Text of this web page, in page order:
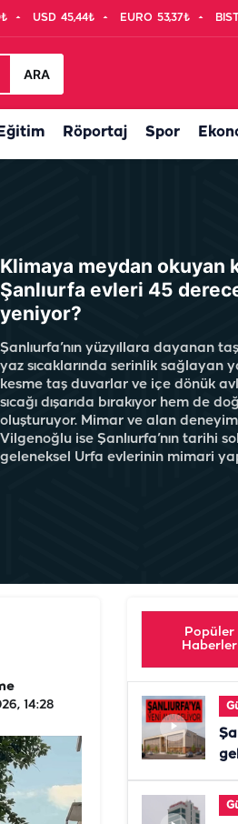
USD 45,44₺ EURO 53,37₺
ARA
Eğitim Röportaj Spor
Klimaya meydan okuyan
Şanlıurfa evleri 45 derece
yeniyor?
Şanlıurfa’nın yüzyıllara dayanan
yaz sıcaklarında serinlik sağlayan
kesme taş duvarlar ve içe dönük
sıcağı dışarıda bırakıyor hem de
oluşturuyor. Mimar ve alan deneyimi
Vilgenoğlu ise Şanlıurfa’nın tarihi
geleneksel Urfa evlerinin mimari
14:28
Popüler
Haberler